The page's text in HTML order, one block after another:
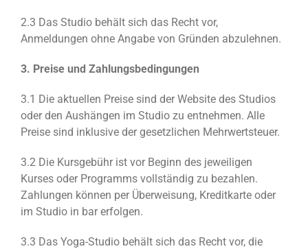
2.3 Das Studio behält sich das Recht vor,
Anmeldungen ohne Angabe von Gründen abzulehnen.
3. Preise und Zahlungsbedingungen
3.1 Die aktuellen Preise sind der Website des Studios
oder den Aushängen im Studio zu entnehmen. Alle
Preise sind inklusive der gesetzlichen Mehrwertsteuer.
3.2 Die Kursgebühr ist vor Beginn des jeweiligen
Kurses oder Programms vollständig zu bezahlen.
Zahlungen können per Überweisung, Kreditkarte oder
im Studio in bar erfolgen.
3.3 Das Yoga-Studio behält sich das Recht vor, die